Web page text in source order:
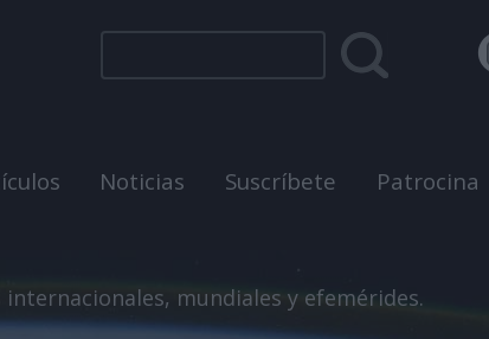
Noticias Suscríbete Patrocina
mundiales y efemérides.